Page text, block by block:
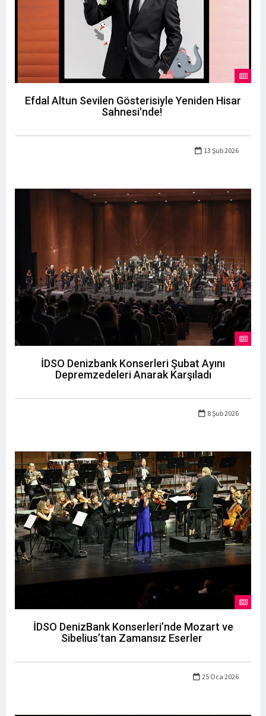
Efdal Altun Sevilen Gösterisiyle Yeniden Hisar
Sahnesi'nde!
13 Şub 2026
İDSO Denizbank Konserleri Şubat Ayını
Depremzedeleri Anarak Karşıladı
8 Şub 2026
İDSO DenizBank Konserleri’nde Mozart ve
Sibelius’tan Zamansız Eserler
25 Oca 2026